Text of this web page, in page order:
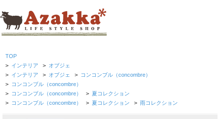
TOP
> インテリア > オブジェ
> インテリア > オブジェ > コンコンブル（concombre）
> コンコンブル（concombre）
> コンコンブル（concombre） > 夏コレクション
> コンコンブル（concombre） > 夏コレクション > 雨コレクション